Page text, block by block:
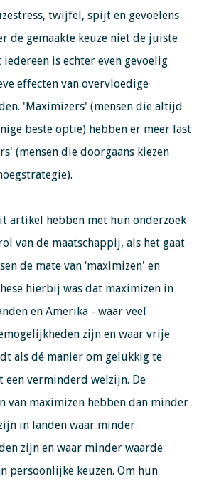
twijfel, spijt en gevoelens
de gemaakte keuze niet de juiste
is echter even gevoelig
effecten van overvloedige
'Maximizers' (mensen die altijd
beste optie) hebben er meer last
(mensen die doorgaans kiezen
artikel hebben met hun onderzoek
van de maatschappij, als het gaat
de mate van ‘maximizen' en
hierbij was dat maximizen in
en Amerika - waar veel
zijn en waar vrije
als dé manier om gelukkig te
verminderd welzijn. De
van maximizen hebben dan minder
in landen waar minder
zijn en waar minder waarde
persoonlijke keuzen. Om hun